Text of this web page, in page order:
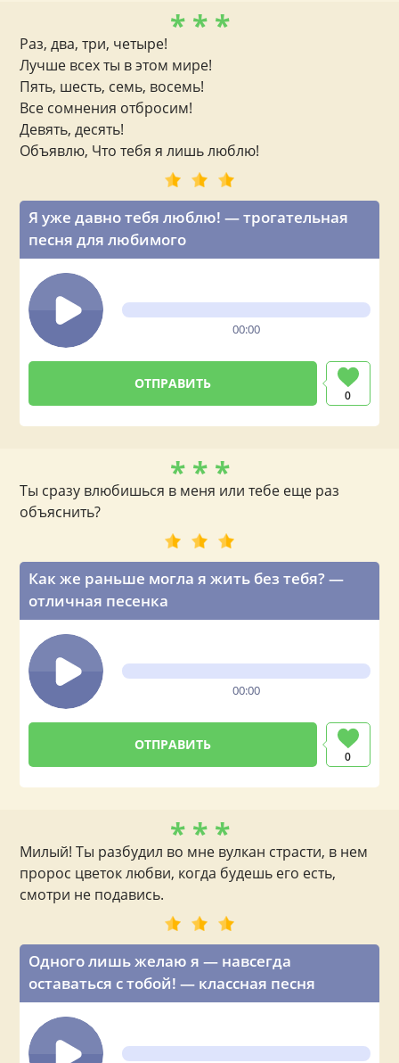
Я уже давно тебя люблю! — трогательная
песня для любимого
00:00
0
* * *
Раз, два, три, четыре!
Лучше всех ты в этом мире!
Пять, шесть, семь, восемь!
Все сомнения отбросим!
Девять, десять!
Объявлю, Что тебя я лишь люблю!
Как же раньше могла я жить без тебя? —
отличная песенка
00:00
0
* * *
Ты сразу влюбишься в меня или тебе еще раз
объяснить?
Одного лишь желаю я — навсегда
оставаться с тобой! — классная песня
* * *
Милый! Ты разбудил во мне вулкан страсти, в нем
пророс цветок любви, когда будешь его есть,
смотри не подавись.